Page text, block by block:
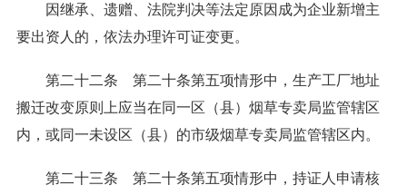
因继承、遗赠、法院判决等法定原因成为企业新增主
要出资人的，依法办理许可证变更。
第二十二条 第二十条第五项情形中，生产工厂地址
搬迁改变原则上应当在同一区（县）烟草专卖局监管辖区
内，或同一未设区（县）的市级烟草专卖局监管辖区内。
第二十三条 第二十条第五项情形中，持证人申请核